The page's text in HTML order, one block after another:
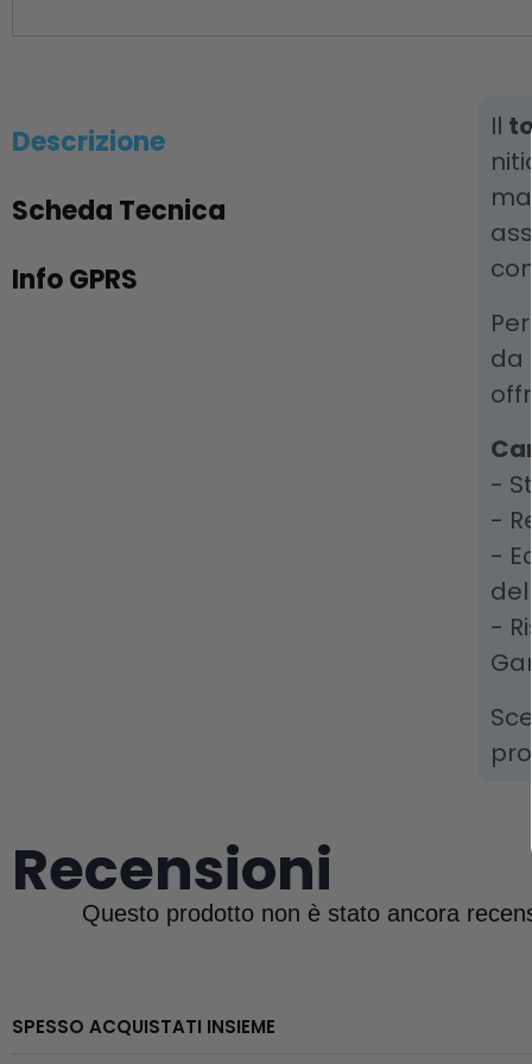
Descrizione
Scheda Tecnica
Info GPRS
Il
da
-
-
-
-
Recensioni
SPESSO ACQUISTATI INSIEME